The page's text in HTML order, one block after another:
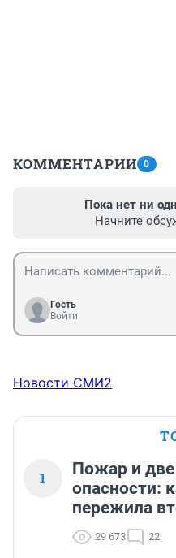
КОММЕНТАРИИ 0
Пока нет ни
Начните
Гость
Войти
Новости СМИ2
1
Пожар и
опасности:
пережила
29 673 22